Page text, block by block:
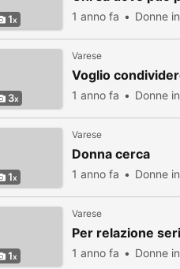
1 1 anno fa Donne
3
Varese
Voglio
1 anno fa Donne
1
Varese
Donna cerca
1 anno fa Donne
1
Varese
Per relazione
1 anno fa Donne